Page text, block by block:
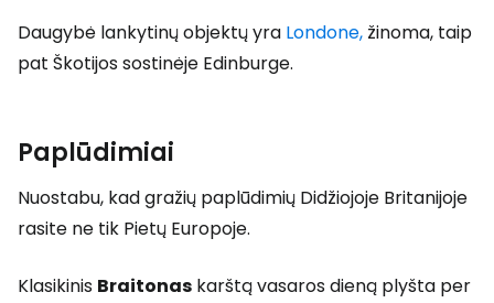
Daugybė lankytinų objektų yra Londone, žinoma, taip
pat Škotijos sostinėje Edinburge.
Paplūdimiai
Nuostabu, kad gražių paplūdimių Didžiojoje Britanijoje
rasite ne tik Pietų Europoje.
Klasikinis Braitonas karštą vasaros dieną plyšta per